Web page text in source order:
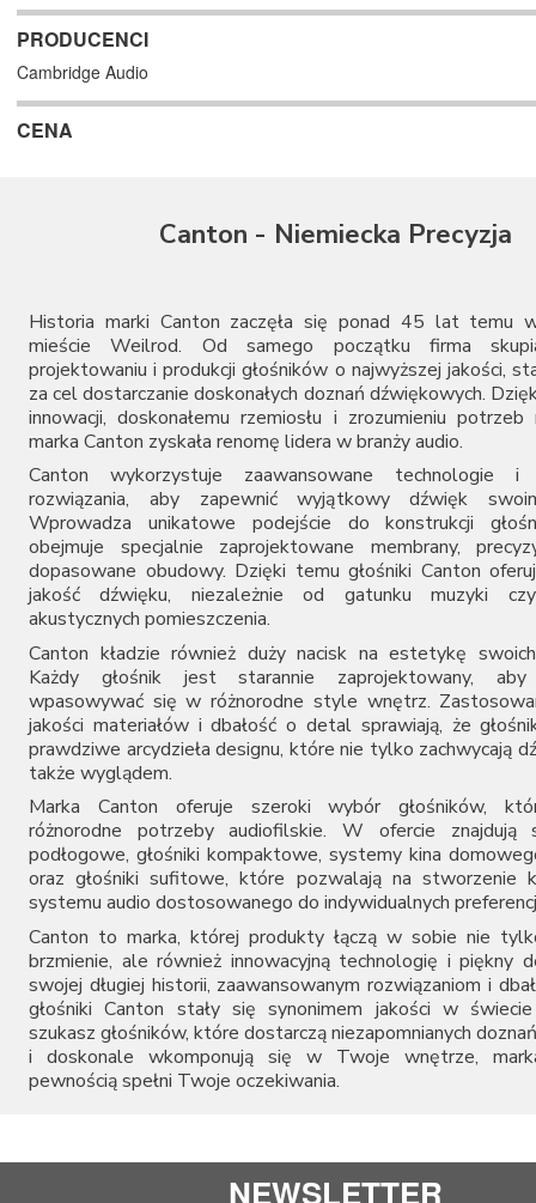
PRODUCENCI
Cambridge Audio
CENA
Canton - Niemiecka Precyzja
Historia marki Canton zaczęła się ponad 45 lat temu
mieście Weilrod. Od samego początku firma
projektowaniu i produkcji głośników o najwyższej jakości,
za cel dostarczanie doskonałych doznań dźwiękowych.
innowacji, doskonałemu rzemiosłu i zrozumieniu potrzeb
marka Canton zyskała renomę lidera w branży audio.
Canton wykorzystuje zaawansowane technologie i
rozwiązania, aby zapewnić wyjątkowy dźwięk
Wprowadza unikatowe podejście do konstrukcji
obejmuje specjalnie zaprojektowane membrany,
dopasowane obudowy. Dzięki temu głośniki Canton
jakość dźwięku, niezależnie od gatunku muzyki
akustycznych pomieszczenia.
Canton kładzie również duży nacisk na estetykę
Każdy głośnik jest starannie zaprojektowany, aby
wpasowywać się w różnorodne style wnętrz.
jakości materiałów i dbałość o detal sprawiają, że
prawdziwe arcydzieła designu, które nie tylko zachwycają
także wyglądem.
Marka Canton oferuje szeroki wybór głośników,
różnorodne potrzeby audiofilskie. W ofercie znajdują
podłogowe, głośniki kompaktowe, systemy kina
oraz głośniki sufitowe, które pozwalają na stworzenie
systemu audio dostosowanego do indywidualnych
Canton to marka, której produkty łączą w sobie nie
brzmienie, ale również innowacyjną technologię i piękny
swojej długiej historii, zaawansowanym rozwiązaniom i
głośniki Canton stały się synonimem jakości w
szukasz głośników, które dostarczą niezapomnianych
i doskonale wkomponują się w Twoje wnętrze,
pewnością spełni Twoje oczekiwania.
NEWSLETTER